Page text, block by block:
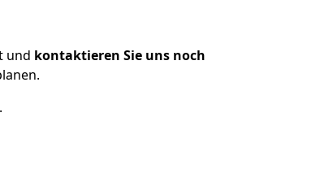
und kontaktieren Sie uns noch